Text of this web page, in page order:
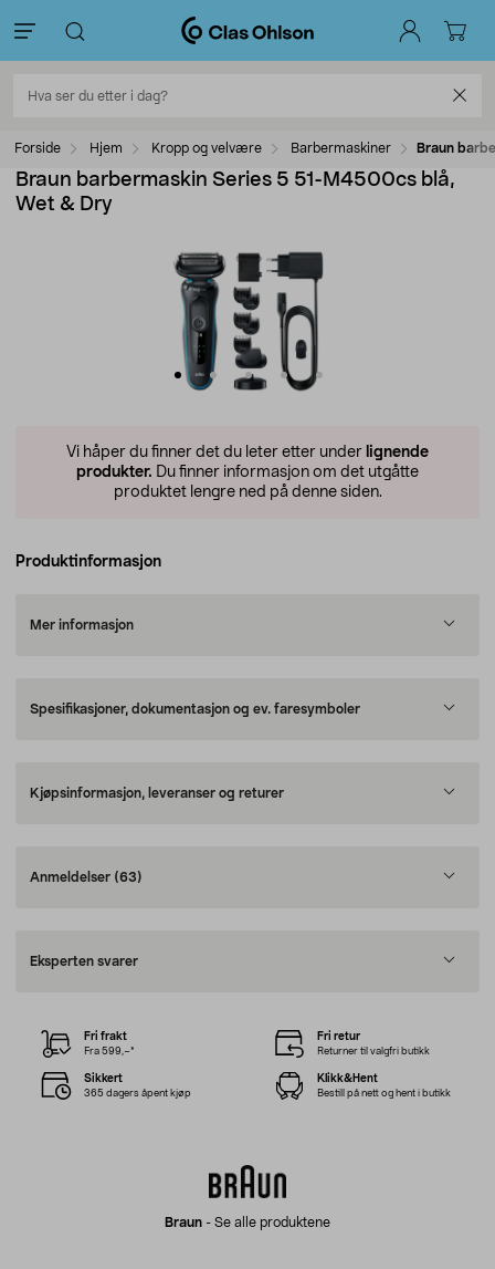
Forside Hjem Kropp og velvære Barbermaskiner Braun
Braun barbermaskin Series 5 51-M4500cs blå,
Wet & Dry
Vi håper du finner det du leter etter under lignende
produkter. Du finner informasjon om det utgåtte
produktet lengre ned på denne siden.
Produktinformasjon
Mer informasjon
Spesifikasjoner, dokumentasjon og ev. faresymboler
Kjøpsinformasjon, leveranser og returer
Anmeldelser (63)
Eksperten svarer
Braun - Se alle produktene
Fri frakt
Fra 599,–*
Fri retur
Returner til valgfri butikk
Sikkert
365 dagers åpent kjøp
Klikk&Hent
Bestill på nett og hent i butikk